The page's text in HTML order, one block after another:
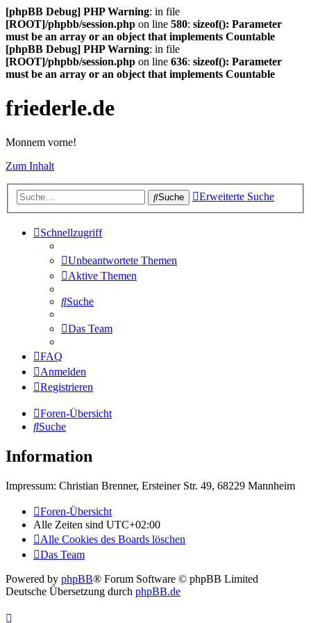
[phpBB Debug] PHP Warning: in file
[ROOT]/phpbb/session.php on line 580: sizeof(): Parameter
must be an array or an object that implements Countable
[phpBB Debug] PHP Warning: in file
[ROOT]/phpbb/session.php on line 636: sizeof(): Parameter
must be an array or an object that implements Countable
friederle.de
Monnem vorne!
Zum Inhalt
Suche Erweiterte Suche
Schnellzugriff
Unbeantwortete Themen
Aktive Themen
Suche
Das Team
FAQ
Anmelden
Registrieren
Foren-Übersicht
Suche
Information
Impressum: Christian Brenner, Ersteiner Str. 49, 68229 Mannheim
Foren-Übersicht
Alle Zeiten sind UTC+02:00
Alle Cookies des Boards löschen
Das Team
Powered by phpBB® Forum Software © phpBB Limited
Deutsche Übersetzung durch phpBB.de